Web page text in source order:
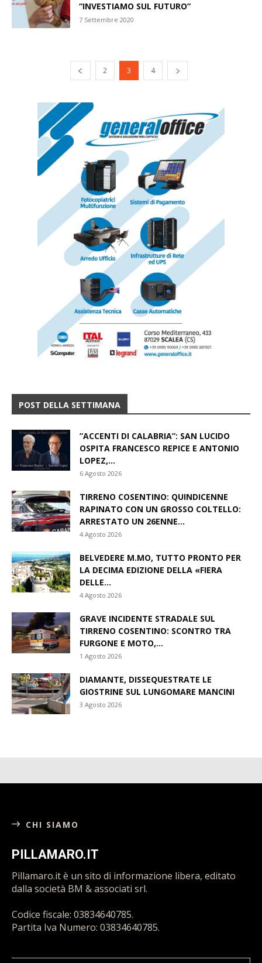
“INVESTIAMO SUL FUTURO”
7 Settembre 2020
2 3 4
POST DELLA SETTIMANA
​”ACCENTI DI CALABRIA”: SAN LUCIDO
OSPITA FRANCESCO REPICE E ANTONIO
LOPEZ,...
6 Agosto 2026
TIRRENO COSENTINO: QUINDICENNE
RAPINATO CON UN GROSSO COLTELLO:
ARRESTATO UN 26ENNE...
4 Agosto 2026
BELVEDERE M.MO, TUTTO PRONTO PER
LA DECIMA EDIZIONE DELLA «FIERA
DELLE...
4 Agosto 2026
GRAVE INCIDENTE STRADALE SUL
TIRRENO COSENTINO: SCONTRO TRA
FURGONE E MOTO,...
1 Agosto 2026
DIAMANTE, DISSEQUESTRATE LE
GIOSTRINE SUL LUNGOMARE MANCINI
3 Agosto 2026
CHI SIAMO
PILLAMARO.IT
Pillamaro.it è un sito di informazione libera, editato
dalla società BM & associati srl.
Codice fiscale: 03834640785.
Partita Iva Numero: 03834640785.